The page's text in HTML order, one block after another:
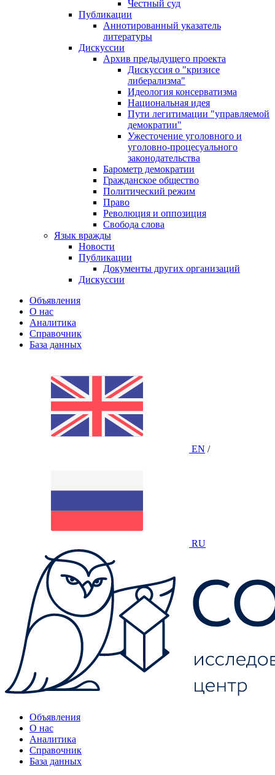
Честный суд
Публикации
Аннотированный указатель
литературы
Дискуссии
Архив предыдущего проекта
Дискуссия о "кризисе
либерализма"
Идеология консерватизма
Национальная идея
Пути легитимации "управляемой
демократии"
Ужесточение уголовного и
уголовно-процесуального
законодательства
Барометр демократии
Гражданское общество
Политический режим
Право
Революция и оппозиция
Свобода слова
Язык вражды
Новости
Публикации
Документы других организаций
Дискуссии
Объявления
О нас
Аналитика
Справочник
База данных
EN /
RU
Объявления
О нас
Аналитика
Справочник
База данных